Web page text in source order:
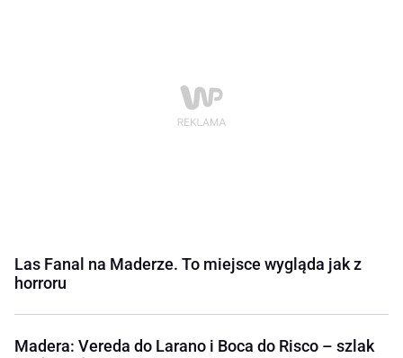
Las Fanal na Maderze. To miejsce wygląda jak z
horroru
Madera: Vereda do Larano i Boca do Risco – szlak